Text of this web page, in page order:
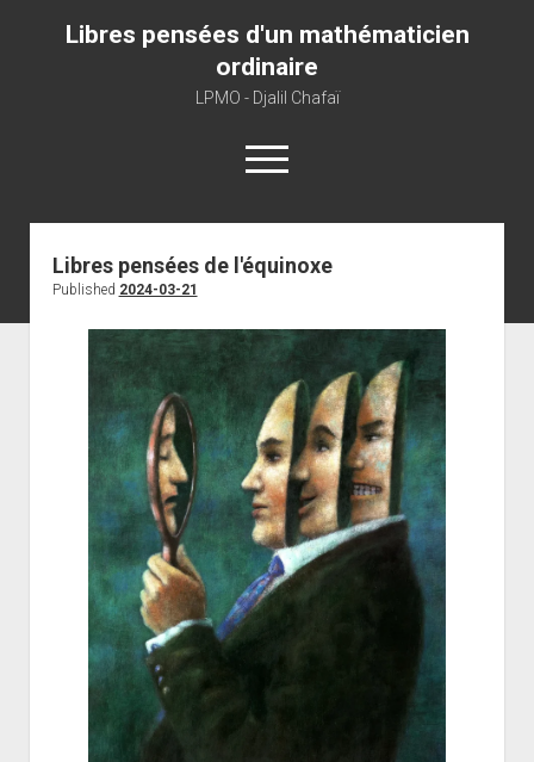
Libres pensées d'un mathématicien
ordinaire
LPMO - Djalil Chafaï
open
menu
Home
About libre pensée
About mathematics
About this blog
Libres pensées de l'équinoxe
Published 2024-03-21